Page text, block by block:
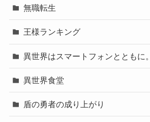
無職転生
王様ランキング
異世界はスマートフォンとともに。
異世界食堂
盾の勇者の成り上がり